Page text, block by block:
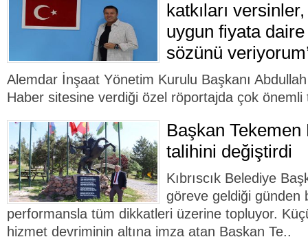
katkıları
uygun fiyata
sözünü
Alemdar İnşaat Yönetim Kurulu Başkanı
Haber sitesine verdiği özel röportajda çok önemli
Başkan Tekemen
talihini değiştirdi
Kıbrıscık Belediye
göreve geldiği günden
performansla tüm dikkatleri üzerine topluyor.
hizmet devriminin altına imza atan Başkan Te..